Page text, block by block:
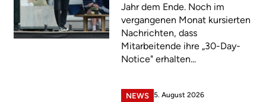
Jahr dem Ende. Noch im
vergangenen Monat kursierten
Nachrichten, dass
Mitarbeitende ihre „30-Day-
Notice" erhalten...
NEWS 5. August 2026